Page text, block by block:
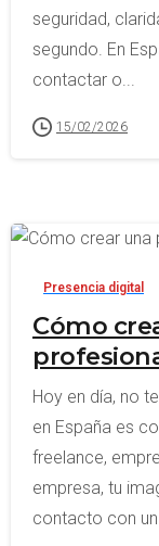
seguridad,
segundo. En
contactar o...
15/02/2026
Presencia digital
Cómo
Hoy en día, no
en España es
freelance,
empresa, tu
contacto con un